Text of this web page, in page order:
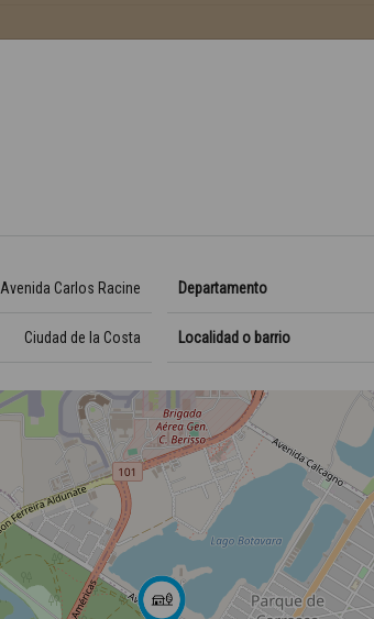
Avenida Carlos Racine
Ciudad de la Costa
Departamento
Localidad o barrio